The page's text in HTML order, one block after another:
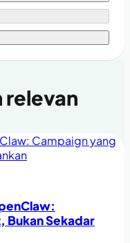
relevan
Bukan Sekadar